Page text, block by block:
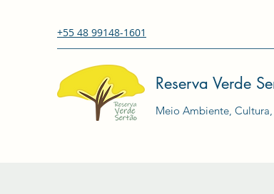
+55 48 99148-1601
Reserva Verde
Meio Ambiente,